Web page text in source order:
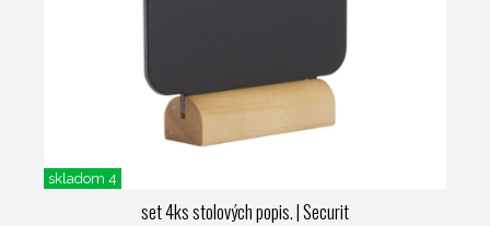
skladom 4
set 4ks stolových popis.| Securit